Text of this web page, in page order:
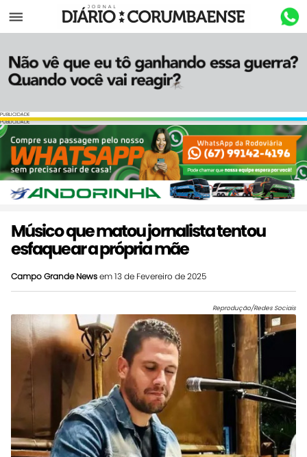
Menu
PUBLICIDADE
PUBLICIDADE
Músico que matou jornalista tentou
esfaquear a própria mãe
Campo Grande Newsem 13 de Fevereiro de 2025
Reprodução/Redes Sociais